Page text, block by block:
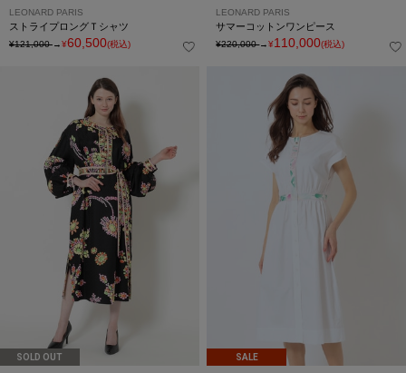
LEONARD PARIS
ストライプロングＴシャツ
¥121,000→¥60,500(税込)
LEONARD PARIS
サマーコットンワンピース
¥220,000→¥110,000(税込)
SOLD OUT SALE